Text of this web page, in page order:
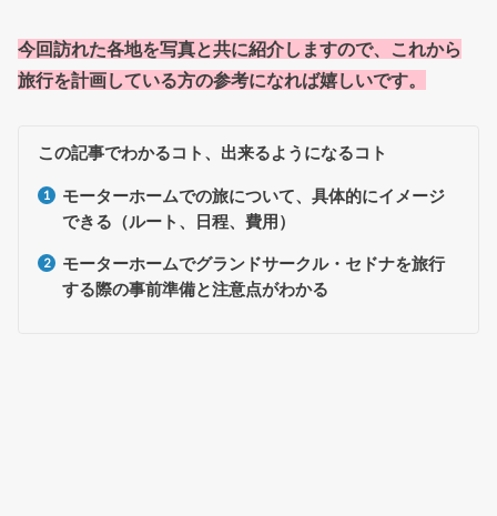
今回訪れた各地を写真と共に紹介しますので、これから
旅行を計画している方の参考になれば嬉しいです。
この記事でわかるコト、出来るようになるコト
モーターホームでの旅について、具体的にイメージ
できる（ルート、日程、費用）
モーターホームでグランドサークル・セドナを旅行
する際の事前準備と注意点がわかる